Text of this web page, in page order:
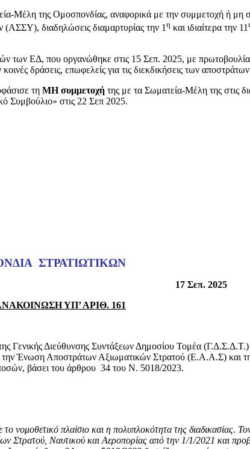
της Ομοσπονδίας, αναφορικά με την συμμετοχή ή μη
διαδηλώσεις διαμαρτυρίας την 1 η και ιδιαίτερα την 11
ΕΔ, που οργανώθηκε στις 15 Σεπ. 2025, με πρωτοβουλία
δράσεις, επωφελείς για τις διεκδικήσεις των
τη ΜΗ συμμετοχή της με τα Σωματεία-Μέλη της στις
Συμβούλιο» στις 22 Σεπ 2025.
ΣΤΡΑΤΙΩΤΙΚΩΝ
17 Σεπ. 2025
ΥΠ’ ΑΡΙΘ. 161
Διεύθυνσης Συντάξεων Δημοσίου Τομέα (Γ.Δ.Σ.Δ.Τ.)
Ένωση Αποστράτων Αξιωματικών Στρατού (Ε.Α.Α.Σ) και
βάσει του άρθρου 34 του Ν. 5018/2023.
πλαίσιο και η πολυπλοκότητα της διαδικασίας.
Στρατού, Ναυτικού και Αεροπορίας από την 1/1/2021 και